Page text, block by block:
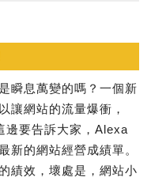
瞬息萬變的嗎？一個新
讓網站的流量爆衝，
邊要告訴大家，Alexa
新的網站經營成績單。
績效，壞處是，網站小